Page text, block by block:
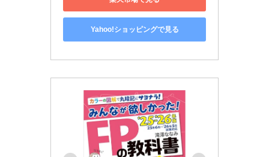
Yahoo!ショッピングで見る